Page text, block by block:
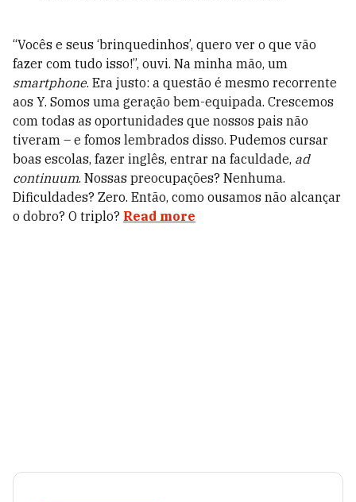
“Vocês e seus ‘brinquedinhos’, quero ver o que vão
fazer com tudo isso!”, ouvi. Na minha mão, um
smartphone. Era justo: a questão é mesmo recorrente
aos Y. Somos uma geração bem-equipada. Crescemos
com todas as oportunidades que nossos pais não
tiveram – e fomos lembrados disso. Pudemos cursar
boas escolas, fazer inglês, entrar na faculdade, ad
continuum. Nossas preocupações? Nenhuma.
Dificuldades? Zero. Então, como ousamos não alcançar
o dobro? O triplo? Read more